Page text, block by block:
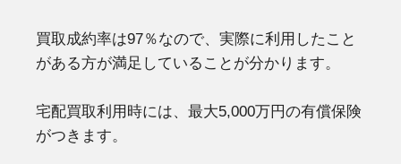
買取成約率は97％なので、実際に利用したこと
がある方が満足していることが分かります。
宅配買取利用時には、最大5,000万円の有償保険
がつきます。